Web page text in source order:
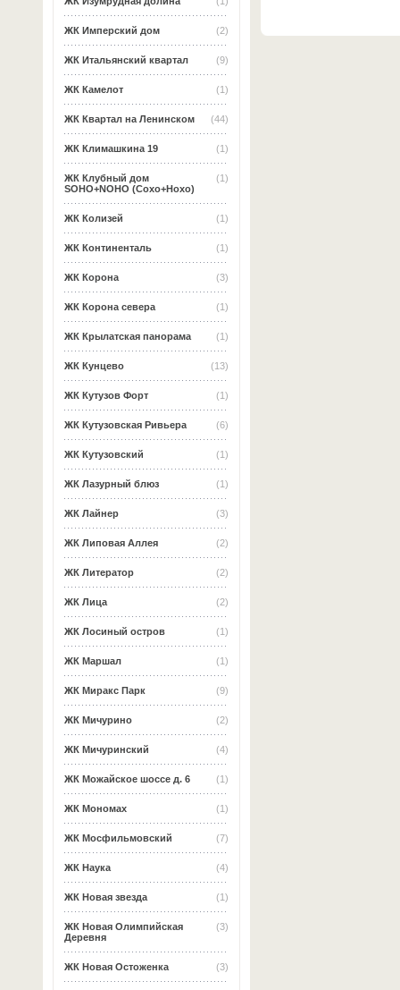
(2)
ЖК Имперский дом
(9)
ЖК Итальянский квартал
(1)
ЖК Камелот
(44)
ЖК Квартал на Ленинском
(1)
ЖК Климашкина 19
(1)
ЖК Клубный дом
SOHO+NOHO (Сохо+Нохо)
(1)
ЖК Колизей
(1)
ЖК Континенталь
(3)
ЖК Корона
(1)
ЖК Корона севера
(1)
ЖК Крылатская панорама
(13)
ЖК Кунцево
(1)
ЖК Кутузов Форт
(6)
ЖК Кутузовская Ривьера
(1)
ЖК Кутузовский
(1)
ЖК Лазурный блюз
(3)
ЖК Лайнер
(2)
ЖК Липовая Аллея
(2)
ЖК Литератор
(2)
ЖК Лица
(1)
ЖК Лосиный остров
(1)
ЖК Маршал
(9)
ЖК Миракс Парк
(2)
ЖК Мичурино
(4)
ЖК Мичуринский
(1)
ЖК Можайское шоссе д. 6
(1)
ЖК Мономах
(7)
ЖК Мосфильмовский
(4)
ЖК Наука
(1)
ЖК Новая звезда
(3)
ЖК Новая Олимпийская
Деревня
(3)
ЖК Новая Остоженка